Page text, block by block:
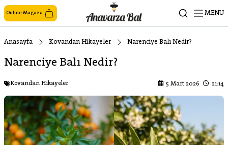
Online Mağaza MENU
Anasayfa Kovandan Hikayeler Narenciye Balı Nedir?
Narenciye Balı Nedir?
Kovandan Hikayeler 5 Mart 2026 21:14